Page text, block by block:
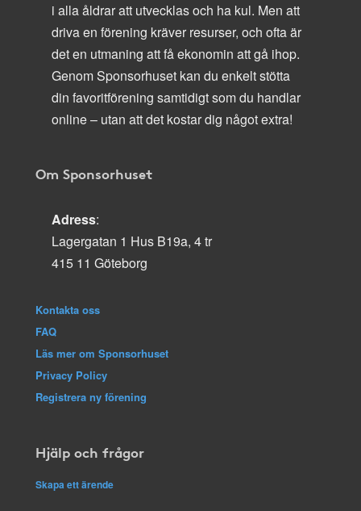
i alla åldrar att utvecklas och ha kul. Men att
driva en förening kräver resurser, och ofta är
det en utmaning att få ekonomin att gå ihop.
Genom Sponsorhuset kan du enkelt stötta
din favoritförening samtidigt som du handlar
online – utan att det kostar dig något extra!
Om Sponsorhuset
Adress:
Lagergatan 1 Hus B19a, 4 tr
415 11 Göteborg
Kontakta oss
FAQ
Läs mer om Sponsorhuset
Privacy Policy
Registrera ny förening
Hjälp och frågor
Skapa ett ärende